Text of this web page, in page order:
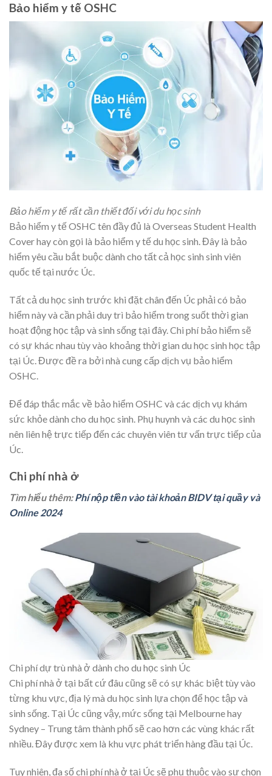
Bảo hiểm y tế OSHC
Bảo hiểm y tế rất cần thiết đối với du học sinh
Bảo hiểm y tế OSHC tên đầy đủ là Overseas Student Health
Cover hay còn gọi là bảo hiểm y tế du học sinh. Đây là bảo
hiểm yêu cầu bắt buộc dành cho tất cả học sinh sinh viên
quốc tế tại nước Úc.
Tất cả du học sinh trước khi đặt chân đến Úc phải có bảo
hiểm này và cần phải duy trì bảo hiểm trong suốt thời gian
hoạt động học tập và sinh sống tại đây. Chi phí bảo hiểm sẽ
có sự khác nhau tùy vào khoảng thời gian du học sinh học tập
tại Úc. Được đề ra bởi nhà cung cấp dịch vụ bảo hiểm
OSHC.
Để đáp thắc mắc về bảo hiểm OSHC và các dịch vụ khám
sức khỏe dành cho du học sinh. Phụ huynh và các du học sinh
nên liên hệ trực tiếp đến các chuyên viên tư vấn trực tiếp của
Úc.
Chi phí nhà ở
Tìm hiểu thêm:Phí nộp tiền vào tài khoản BIDV tại quầy và
Online 2024
Chi phí dự trù nhà ở dành cho du học sinh Úc
Chi phí nhà ở tại bất cứ đâu cũng sẽ có sự khác biệt tùy vào
từng khu vực, địa lý mà du học sinh lựa chọn để học tập và
sinh sống. Tại Úc cũng vậy, mức sống tại Melbourne hay
Sydney – Trung tâm thành phố sẽ cao hơn các vùng khác rất
nhiều. Đây được xem là khu vực phát triển hàng đầu tại Úc.
Tuy nhiên, đa số chi phí nhà ở tại Úc sẽ phụ thuộc vào sự chọn